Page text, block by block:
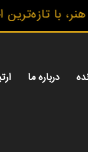
تازه‌ترین
درباره ما